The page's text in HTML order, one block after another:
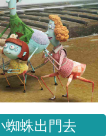
蜘蛛出門去